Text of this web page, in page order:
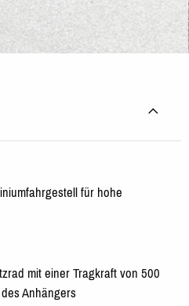
für hohe
mit einer Tragkraft von 500
Anhängers